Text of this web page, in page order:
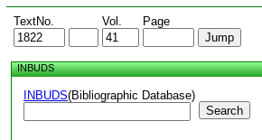
TextNo. Vol. Page
INBUDS
INBUDS(Bibliographic Database)
Search